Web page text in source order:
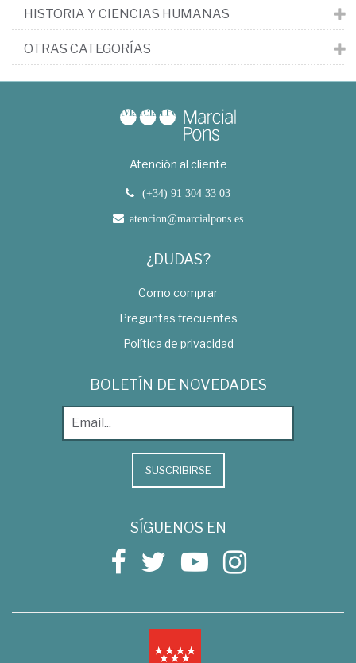
HISTORIA Y CIENCIAS HUMANAS
OTRAS CATEGORÍAS
Atención al cliente
(+34) 91 304 33 03
atencion@marcialpons.es
¿DUDAS?
Como comprar
Preguntas frecuentes
Política de privacidad
BOLETÍN DE NOVEDADES
SUSCRIBIRSE
SÍGUENOS EN